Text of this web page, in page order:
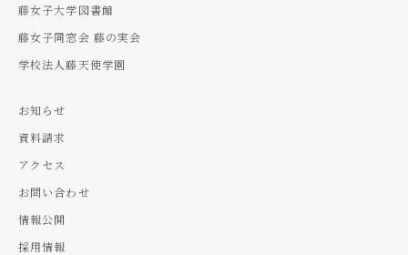
藤女子大学図書館
藤女子同窓会 藤の実会
学校法人藤天使学園
お知らせ
資料請求
アクセス
お問い合わせ
情報公開
採用情報